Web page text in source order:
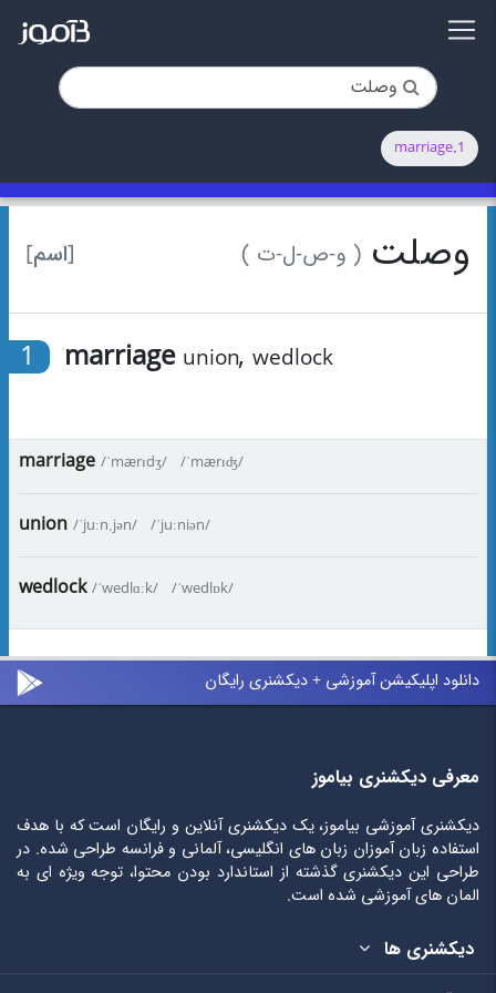
1.marriage
[اسم] وصلت ( و-ص-ل-ت )
1 marriage union
, wedlock
marriage /ˈmærɪdʒ/ /ˈmærɪʤ/
union /ˈjuːn.jən/ /ˈjuːniən/
wedlock /ˈwedlɑːk/ /ˈwedlɒk/
دانلود اپلیکیشن آموزشی + دیکشنری رایگان
معرفی دیکشنری بیاموز
دیکشنری آموزشی بیاموز، یک دیکشنری آنلاین و رایگان است که با هدف
استفاده زبان آموزان زبان های انگلیسی، آلمانی و فرانسه طراحی شده. در
طراحی این دیکشنری گذشته از استاندارد بودن محتوا، توجه ویژه ای به
المان های آموزشی شده است.
دیکشنری ها